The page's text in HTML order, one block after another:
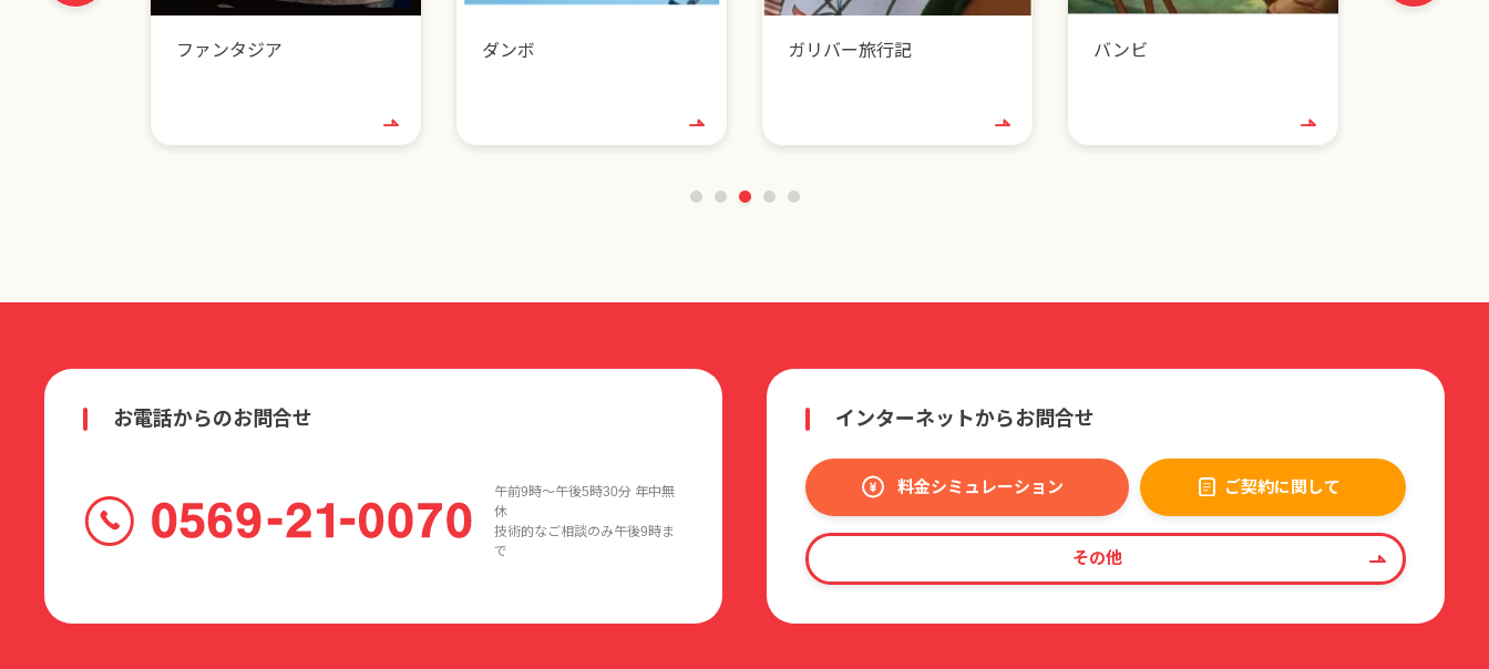
ファンタジア ダンボ ガリバー旅行記 バンビ
お電話からのお問合せ
午前9時〜午後5時30分 年中無
休
技術的なご相談のみ午後9時ま
で
インターネットからお問合せ
料金シミュレーション ご契約に関して
その他